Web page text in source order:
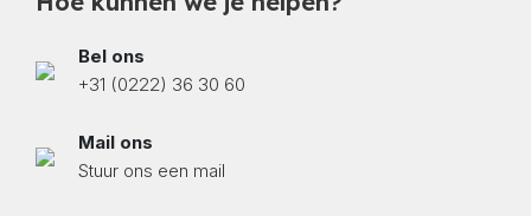
Bel ons
+31 (0222) 36 30 60
Mail ons
Stuur ons een mail